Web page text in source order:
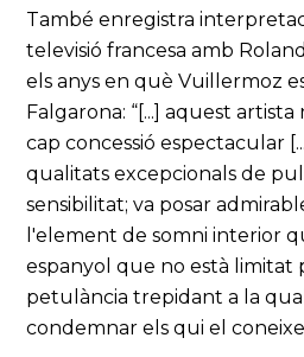
També enregistra
televisió francesa amb
els anys en què Vuillermoz
Falgarona: “[...] aquest
cap concessió espectacular
qualitats excepcionals de
sensibilitat; va posar
l'element de somni interior
espanyol que no està limitat
petulància trepidant a la
condemnar els qui el